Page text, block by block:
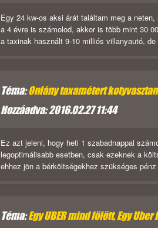
Egy 24 kw-os aksi árát találtam meg a
a 4 évre is számolod, akkor is több mint 30
a taxinak használt 9-10 milliós villanyautó,
Téma:Onlány taxamétert
Hozzáadva: 2016.02.27 11:44
Ez azt jeleni, hogy heti 1 szabadnappal
legoptimálisabb esetben, csak ezeknek a
ehhez jön a bérköltségekhez szükséges
Téma:Egy UBER mind fölött, Egy